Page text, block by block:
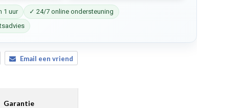
1 uur
✓ 24/7 online ondersteuning
Email een vriend
Garantie